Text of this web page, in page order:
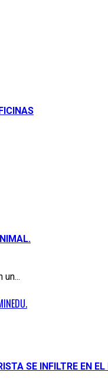
SE INFILTRE EN EL